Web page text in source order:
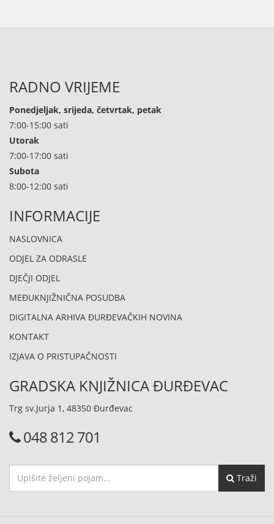
RADNO VRIJEME
Ponedjeljak, srijeda, četvrtak, petak
7:00-15:00 sati
Utorak
7:00-17:00 sati
Subota
8:00-12:00 sati
INFORMACIJE
NASLOVNICA
ODJEL ZA ODRASLE
DJEČJI ODJEL
MEĐUKNJIŽNIČNA POSUDBA
DIGITALNA ARHIVA ĐURĐEVAČKIH NOVINA
KONTAKT
IZJAVA O PRISTUPAČNOSTI
GRADSKA KNJIŽNICA ĐURĐEVAC
Trg sv.Jurja 1, 48350 Đurđevac
048 812 701
Traži